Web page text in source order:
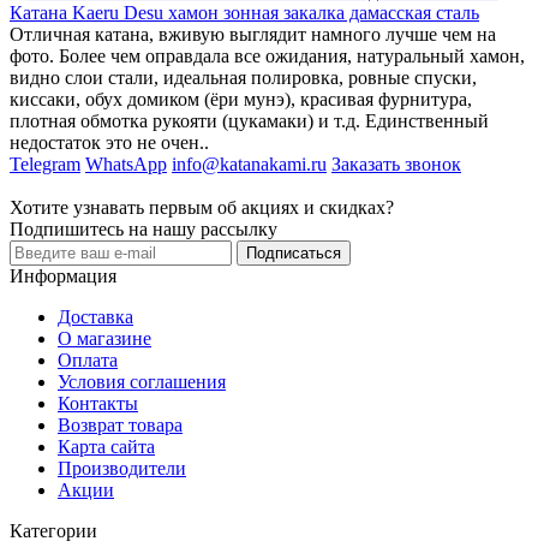
Катана Kaeru Desu хамон зонная закалка дамасская сталь
Отличная катана, вживую выглядит намного лучше чем на
фото. Более чем оправдала все ожидания, натуральный хамон,
видно слои стали, идеальная полировка, ровные спуски,
киссаки, обух домиком (ёри мунэ), красивая фурнитура,
плотная обмотка рукояти (цукамаки) и т.д. Единственный
недостаток это не очен..
Telegram WhatsApp info@katanakami.ru Заказать звонок
Хотите узнавать первым об акциях и скидках?
Подпишитесь на нашу рассылку
Подписаться
Информация
Доставка
О магазине
Оплата
Условия соглашения
Контакты
Возврат товара
Карта сайта
Производители
Акции
Категории